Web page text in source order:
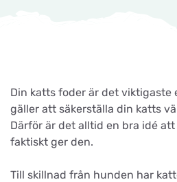
Din katts foder är det viktigaste
gäller att säkerställa din katts
Därför är det alltid en bra idé
faktiskt ger den.
Till skillnad från hunden har